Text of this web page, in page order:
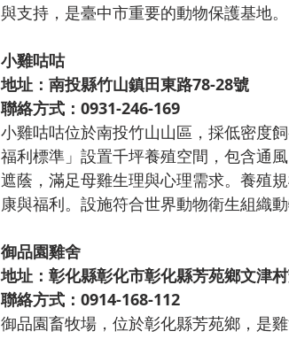
與支持，是臺中市重要的動物保護基地。
小雞咕咕
地址：南投縣竹山鎮田東路78-28號
聯絡方式：0931-246-169
小雞咕咕位於南投竹山山區，採低密度
福利標準」設置千坪養殖空間，包含通
遮蔭，滿足母雞生理與心理需求。養殖
康與福利。設施符合世界動物衛生組織
御品園雞舍
地址：彰化縣彰化市彰化縣芳苑鄉文津
聯絡方式：0914-168-112
御品園畜牧場，位於彰化縣芳苑鄉，是